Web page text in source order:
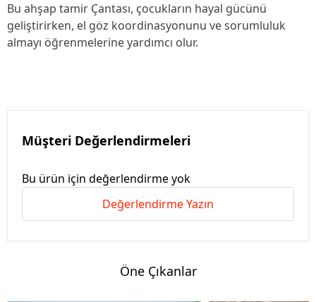
Bu ahşap tamir Çantası, çocukların hayal gücünü
geliştirirken, el göz koordinasyonunu ve sorumluluk
almayı öğrenmelerine yardımcı olur.
Müşteri Değerlendirmeleri
Bu ürün için değerlendirme yok
Değerlendirme Yazın
Öne Çıkanlar